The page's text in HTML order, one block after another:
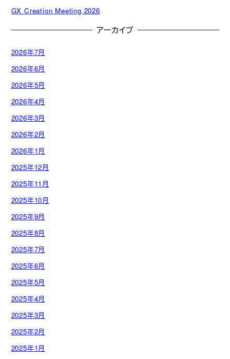
GX Creation Meeting 2026
アーカイブ
2026年7月
2026年6月
2026年5月
2026年4月
2026年3月
2026年2月
2026年1月
2025年12月
2025年11月
2025年10月
2025年9月
2025年8月
2025年7月
2025年6月
2025年5月
2025年4月
2025年3月
2025年2月
2025年1月